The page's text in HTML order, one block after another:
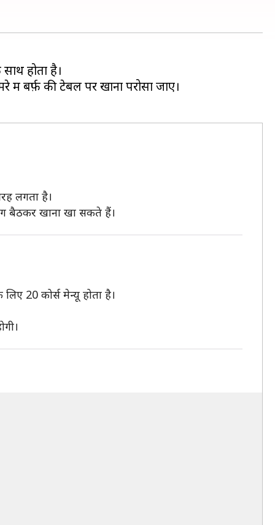
होता है।
बर्फ़ की टेबल पर खाना परोसा जाए।
लगता है।
बैठकर खाना खा सकते हैं।
20 कोर्स मेन्यू होता है।